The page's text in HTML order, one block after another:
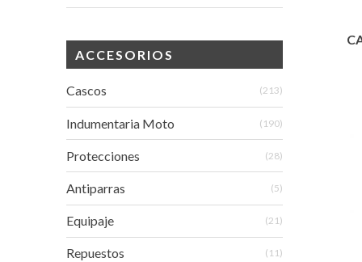
ACCESORIOS
Cascos (213)
Indumentaria Moto (190)
Protecciones (28)
Antiparras (5)
Equipaje (21)
Repuestos (11)